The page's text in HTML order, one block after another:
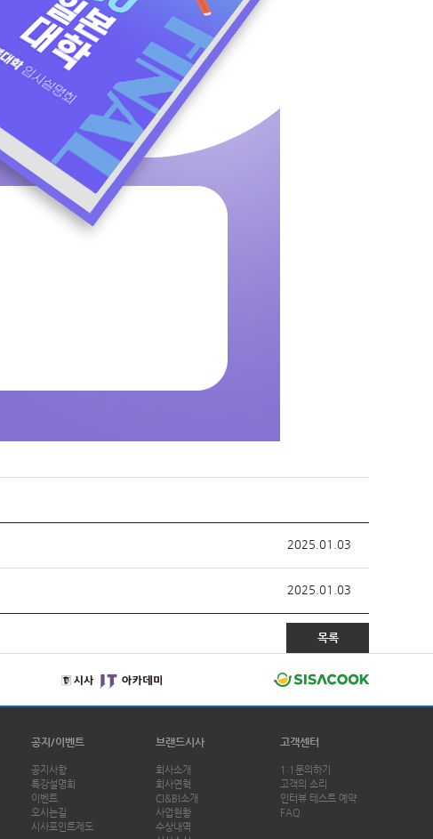
2025.01.03
2025.01.03
목록
공지/이벤트
공지사항
특강설명회
이벤트
오시는길
시사포인트제도
브랜드시사
회사소개
회사연혁
CI&BI소개
사업현황
수상내역
고객센터
1:1문의하기
고객의 소리
인터뷰 테스트 예약
FAQ